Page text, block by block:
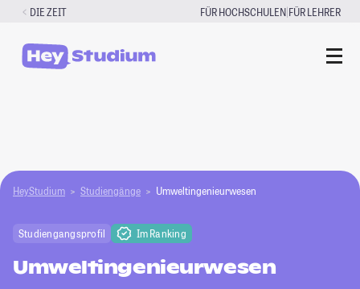
Zum
springen
DIE ZEIT FÜR HOCHSCHULEN|FÜR LEHRER
HeyStudium Studiengänge Umweltingenieurwesen
Studiengangsprofil Im Ranking
Umweltingenieurwesen